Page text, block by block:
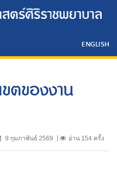
ENGLISH
ตของงาน
9 กุมภาพันธ์ 2569 อ่าน 154 ครั้ง